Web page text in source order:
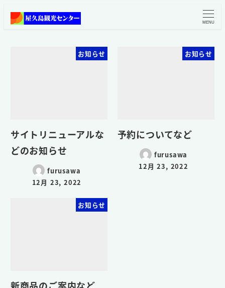
MENU
お知らせ
サイトリニューアルな
どのお知らせ
furusawa
12月 23, 2022
お知らせ
予約についてなど
furusawa
12月 23, 2022
お知らせ
新商品のご案内など